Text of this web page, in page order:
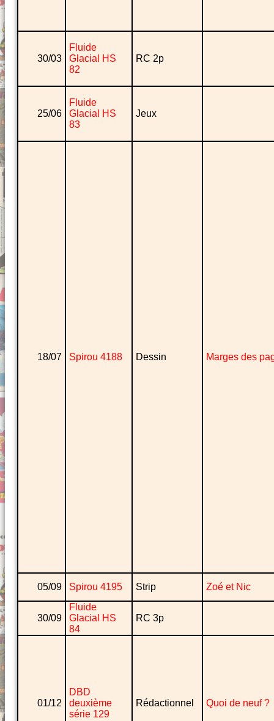
30/03
Fluide
Glacial HS
82
RC 2p
25/06
Fluide
Glacial HS
83
Jeux
18/07 Spirou 4188 Dessin Marges des
05/09 Spirou 4195 Strip Zoé et Nic
30/09
Fluide
Glacial HS
84
RC 3p
01/12
DBD
deuxième
série 129
Rédactionnel Quoi de neuf ?